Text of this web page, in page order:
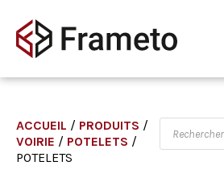
ACCUEIL / PRODUITS /
VOIRIE / POTELETS /
POTELETS